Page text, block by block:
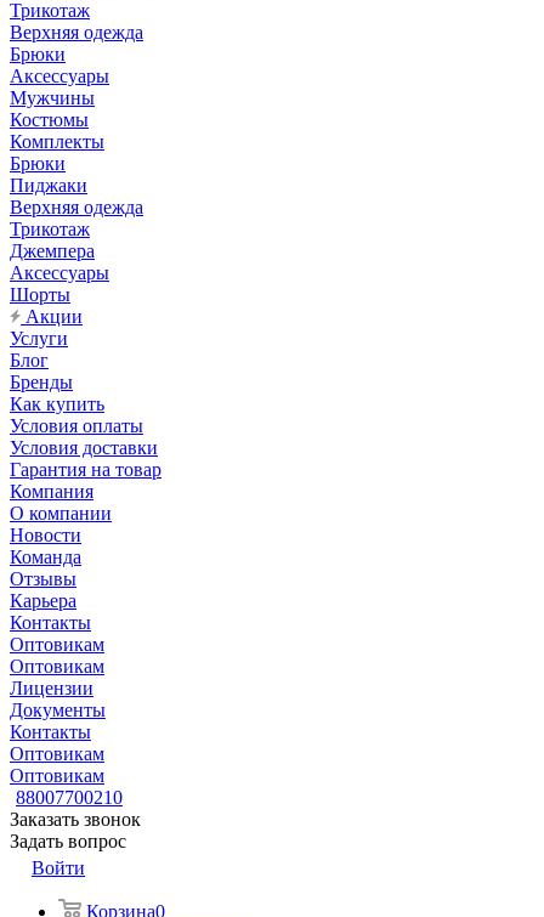
Трикотаж
Верхняя одежда
Брюки
Аксессуары
Мужчины
Костюмы
Комплекты
Брюки
Пиджаки
Верхняя одежда
Трикотаж
Джемпера
Аксессуары
Шорты
Акции
Услуги
Блог
Бренды
Как купить
Условия оплаты
Условия доставки
Гарантия на товар
Компания
О компании
Новости
Команда
Отзывы
Карьера
Контакты
Оптовикам
Оптовикам
Лицензии
Документы
Контакты
Оптовикам
Оптовикам
88007700210
Заказать звонок
Задать вопрос
Войти
Корзина0